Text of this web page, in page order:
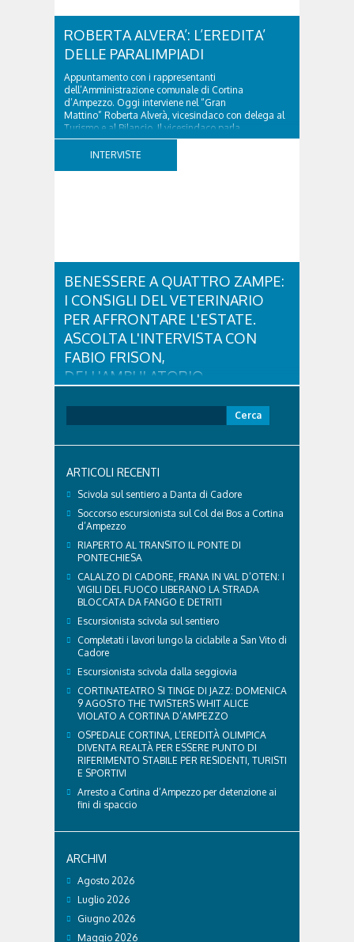
ROBERTA ALVERA’: L’EREDITA’
DELLE PARALIMPIADI
Appuntamento con i rappresentanti
dell’Amministrazione comunale di Cortina
d’Ampezzo. Oggi interviene nel “Gran
Mattino” Roberta Alverà, vicesindaco con delega al
Turismo e al Bilancio. Il vicesindaco parla
dell'eredità delle Paralimpiadi Milano Cortina 2026,
di accessibilità e di come...
INTERVISTE
BENESSERE A QUATTRO ZAMPE:
I CONSIGLI DEL VETERINARIO
PER AFFRONTARE L'ESTATE.
ASCOLTA L'INTERVISTA CON
FABIO FRISON,
DELL'AMBULATORIO
con il veterinario di Cortina, che ci ha illustrato i
principali accorgimenti per aiutare i cani ad
affrontare il caldo in sicurezza e benessere...
per:
ARTICOLI RECENTI
Scivola sul sentiero a Danta di Cadore
Soccorso escursionista sul Col dei Bos a Cortina
d’Ampezzo
RIAPERTO AL TRANSITO IL PONTE DI
PONTECHIESA
CALALZO DI CADORE, FRANA IN VAL D’OTEN: I
VIGILI DEL FUOCO LIBERANO LA STRADA
BLOCCATA DA FANGO E DETRITI
Escursionista scivola sul sentiero
Completati i lavori lungo la ciclabile a San Vito di
Cadore
Escursionista scivola dalla seggiovia
CORTINATEATRO SI TINGE DI JAZZ: DOMENICA
9 AGOSTO THE TWISTERS WHIT ALICE
VIOLATO A CORTINA D’AMPEZZO
OSPEDALE CORTINA, L’EREDITÀ OLIMPICA
DIVENTA REALTÀ PER ESSERE PUNTO DI
RIFERIMENTO STABILE PER RESIDENTI, TURISTI
E SPORTIVI
Arresto a Cortina d’Ampezzo per detenzione ai
fini di spaccio
ARCHIVI
Agosto 2026
Luglio 2026
Giugno 2026
Maggio 2026